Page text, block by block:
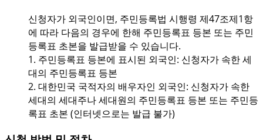
신청자가 외국인이면, 주민등록법 시행령 제47조제1항
에 따라 다음의 경우에 한해 주민등록표 등본 또는 주민
등록표 초본을 발급받을 수 있습니다.
1. 주민등록표 등본에 표시된 외국인: 신청자가 속한 세
대의 주민등록표 등본
2. 대한민국 국적자의 배우자인 외국인: 신청자가 속한
세대의 세대주나 세대원의 주민등록표 등본 또는 주민등
록표 초본 (인터넷으로는 발급 불가)